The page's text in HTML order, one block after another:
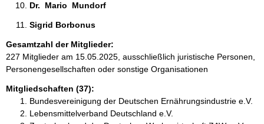
Dr.  Mario  Mundorf
Sigrid Borbonus
Gesamtzahl der Mitglieder:
227 Mitglieder am 15.05.2025, ausschließlich juristische Personen,
Personengesellschaften oder sonstige Organisationen
Mitgliedschaften (37):
Bundesvereinigung der Deutschen Ernährungsindustrie e.V.
Lebensmittelverband Deutschland e.V.